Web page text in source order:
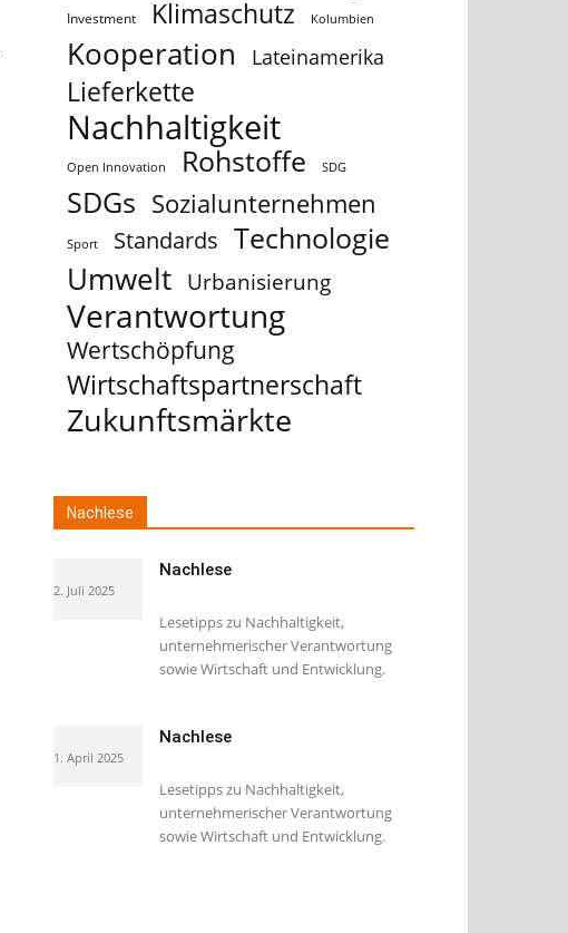
Investment Klimaschutz Kolumbien
Kooperation Lateinamerika
Lieferkette
Nachhaltigkeit
Open Innovation Rohstoffe SDG
SDGs Sozialunternehmen
Sport Standards Technologie
Umwelt Urbanisierung
Verantwortung
Wertschöpfung
Wirtschaftspartnerschaft
Zukunftsmärkte
Nachlese
Nachlese
2. Juli 2025
Lesetipps zu Nachhaltigkeit,
unternehmerischer Verantwortung
sowie Wirtschaft und Entwicklung.
Nachlese
1. April 2025
Lesetipps zu Nachhaltigkeit,
unternehmerischer Verantwortung
sowie Wirtschaft und Entwicklung.